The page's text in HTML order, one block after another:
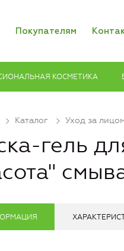
Покупателям
КОСМЕТИКА
Каталог Уход за
гель